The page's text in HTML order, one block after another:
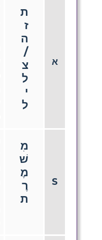
א
ת
ז
ה
/
צ
ל
י
ל
S
מִ
שׁ
מֶ
רֶ
ת